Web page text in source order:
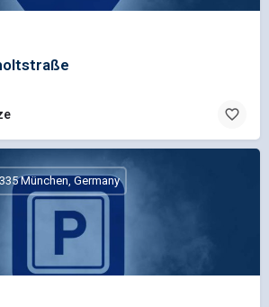
München, Germany